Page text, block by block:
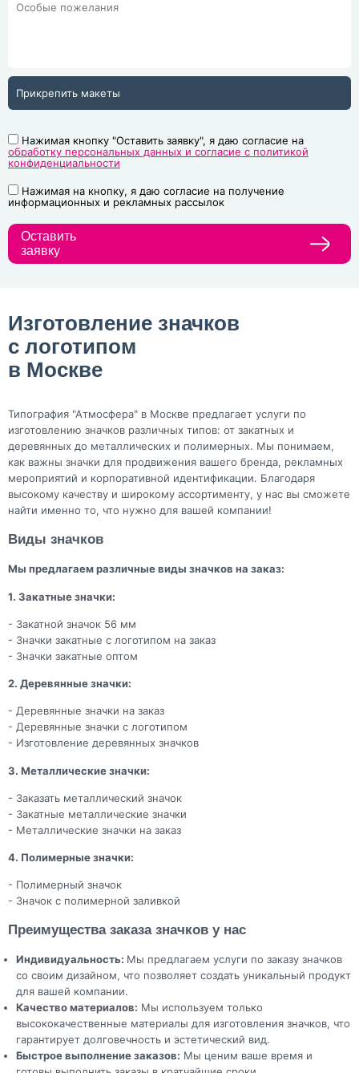
Прикрепить макеты
Нажимая кнопку "Оставить заявку", я даю согласие на
обработку персональных данных и согласие с политикой
конфиденциальности
Нажимая на кнопку, я даю согласие на получение
информационных и рекламных рассылок
Оставить
заявку
Изготовление значков
с логотипом
в Москве
Типография "Атмосфера" в Москве предлагает услуги по
изготовлению значков различных типов: от закатных и
деревянных до металлических и полимерных. Мы понимаем,
как важны значки для продвижения вашего бренда, рекламных
мероприятий и корпоративной идентификации. Благодаря
высокому качеству и широкому ассортименту, у нас вы сможете
найти именно то, что нужно для вашей компании!
Виды значков
Мы предлагаем различные виды значков на заказ:
1. Закатные значки:
- Закатной значок 56 мм
- Значки закатные с логотипом на заказ
- Значки закатные оптом
2. Деревянные значки:
- Деревянные значки на заказ
- Деревянные значки с логотипом
- Изготовление деревянных значков
3. Металлические значки:
- Заказать металлический значок
- Закатные металлические значки
- Металлические значки на заказ
4. Полимерные значки:
- Полимерный значок
- Значок с полимерной заливкой
Преимущества заказа значков у нас
Индивидуальность: Мы предлагаем услуги по заказу значков
со своим дизайном, что позволяет создать уникальный продукт
для вашей компании.
Качество материалов: Мы используем только
высококачественные материалы для изготовления значков, что
гарантирует долговечность и эстетический вид.
Быстрое выполнение заказов: Мы ценим ваше время и